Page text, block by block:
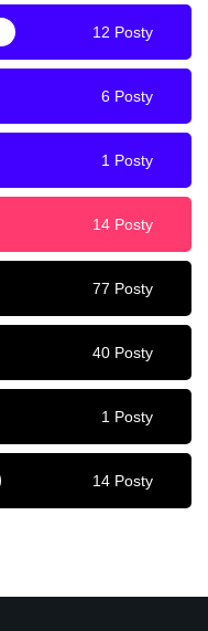
12 Posty
6 Posty
1 Posty
14 Posty
77 Posty
40 Posty
1 Posty
14 Posty